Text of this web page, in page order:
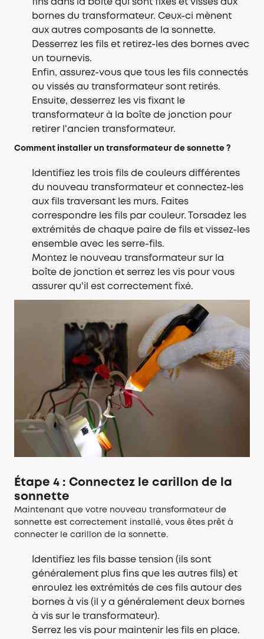
fins dans la boîte qui sont fixés et vissés aux
bornes du transformateur. Ceux-ci mènent
aux autres composants de la sonnette.
Desserrez les fils et retirez-les des bornes avec
un tournevis.
Enfin, assurez-vous que tous les fils connectés
ou vissés au transformateur sont retirés.
Ensuite, desserrez les vis fixant le
transformateur à la boîte de jonction pour
retirer l'ancien transformateur.
Comment installer un transformateur de sonnette ?
Identifiez les trois fils de couleurs différentes
du nouveau transformateur et connectez-les
aux fils traversant les murs. Faites
correspondre les fils par couleur. Torsadez les
extrémités de chaque paire de fils et vissez-les
ensemble avec les serre-fils.
Montez le nouveau transformateur sur la
boîte de jonction et serrez les vis pour vous
assurer qu'il est correctement fixé.
Étape 4 : Connectez le carillon de la
sonnette
Maintenant que votre nouveau transformateur de
sonnette est correctement installé, vous êtes prêt à
connecter le carillon de la sonnette.
Identifiez les fils basse tension (ils sont
généralement plus fins que les autres fils) et
enroulez les extrémités de ces fils autour des
bornes à vis (il y a généralement deux bornes
à vis sur le transformateur).
Serrez les vis pour maintenir les fils en place.